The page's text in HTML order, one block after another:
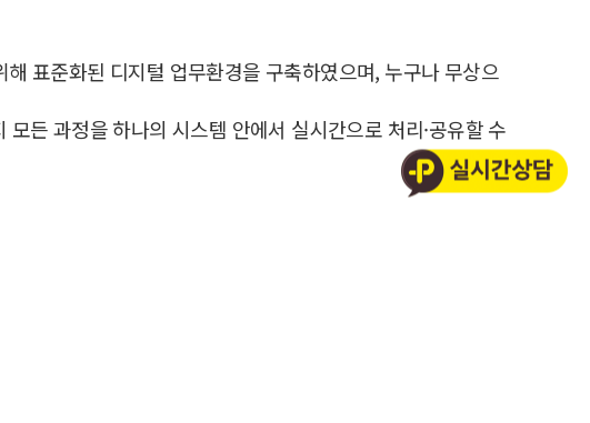
표준화된 디지털 업무환경을 구축하였으며, 누구나 무상으
든 과정을 하나의 시스템 안에서 실시간으로 처리·공유할 수